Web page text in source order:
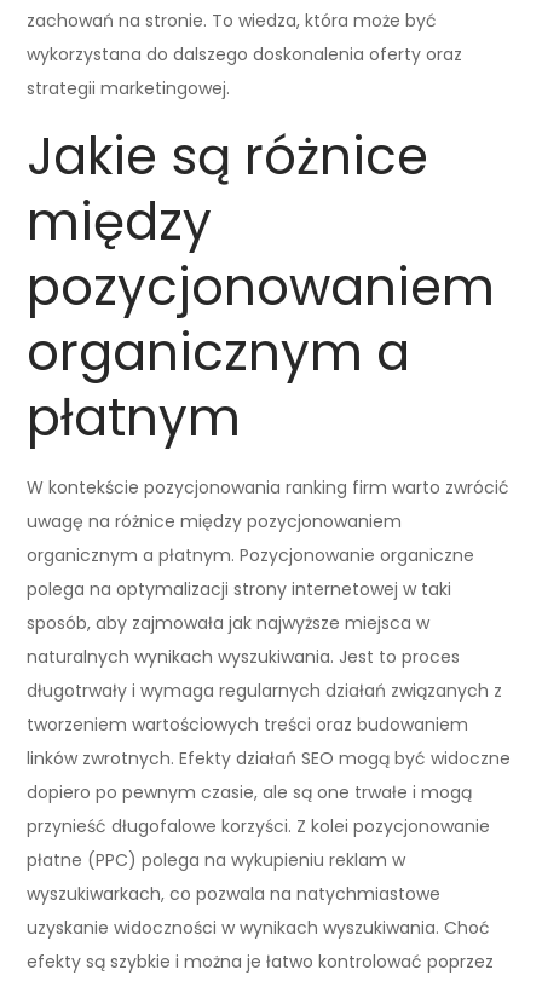
zachowań na stronie. To wiedza, która może być
wykorzystana do dalszego doskonalenia oferty oraz
strategii marketingowej.
Jakie są różnice
między
pozycjonowaniem
organicznym a
płatnym
W kontekście pozycjonowania ranking firm warto zwrócić
uwagę na różnice między pozycjonowaniem
organicznym a płatnym. Pozycjonowanie organiczne
polega na optymalizacji strony internetowej w taki
sposób, aby zajmowała jak najwyższe miejsca w
naturalnych wynikach wyszukiwania. Jest to proces
długotrwały i wymaga regularnych działań związanych z
tworzeniem wartościowych treści oraz budowaniem
linków zwrotnych. Efekty działań SEO mogą być widoczne
dopiero po pewnym czasie, ale są one trwałe i mogą
przynieść długofalowe korzyści. Z kolei pozycjonowanie
płatne (PPC) polega na wykupieniu reklam w
wyszukiwarkach, co pozwala na natychmiastowe
uzyskanie widoczności w wynikach wyszukiwania. Choć
efekty są szybkie i można je łatwo kontrolować poprzez